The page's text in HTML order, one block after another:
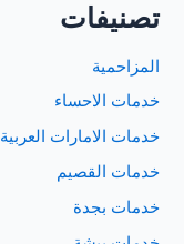
تصنيفات
المزاحمية
خدمات الاحساء
خدمات الامارات العربية
خدمات القصيم
خدمات بجدة